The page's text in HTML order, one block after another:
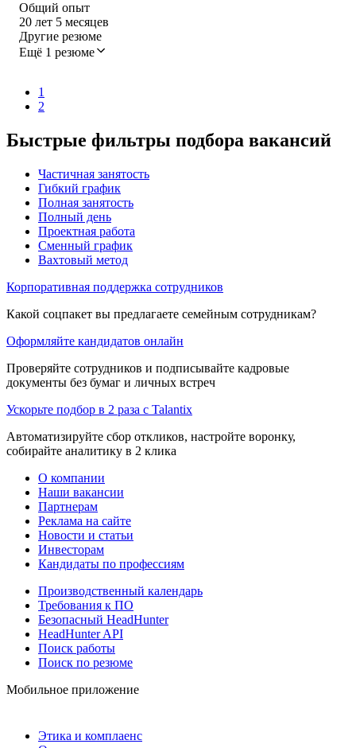
Общий опыт
20 лет 5 месяцев
Другие резюме
Ещё 1 резюме
1
2
Быстрые фильтры подбора вакансий
Частичная занятость
Гибкий график
Полная занятость
Полный день
Проектная работа
Сменный график
Вахтовый метод
Корпоративная поддержка сотрудников
Какой соцпакет вы предлагаете семейным сотрудникам?
Оформляйте кандидатов онлайн
Проверяйте сотрудников и подписывайте кадровые
документы без бумаг и личных встреч
Ускорьте подбор в 2 раза с Talantix
Автоматизируйте сбор откликов, настройте воронку,
собирайте аналитику в 2 клика
О компании
Наши вакансии
Партнерам
Реклама на сайте
Новости и статьи
Инвесторам
Кандидаты по профессиям
Производственный календарь
Требования к ПО
Безопасный HeadHunter
HeadHunter API
Поиск работы
Поиск по резюме
Мобильное приложение
Этика и комплаенс